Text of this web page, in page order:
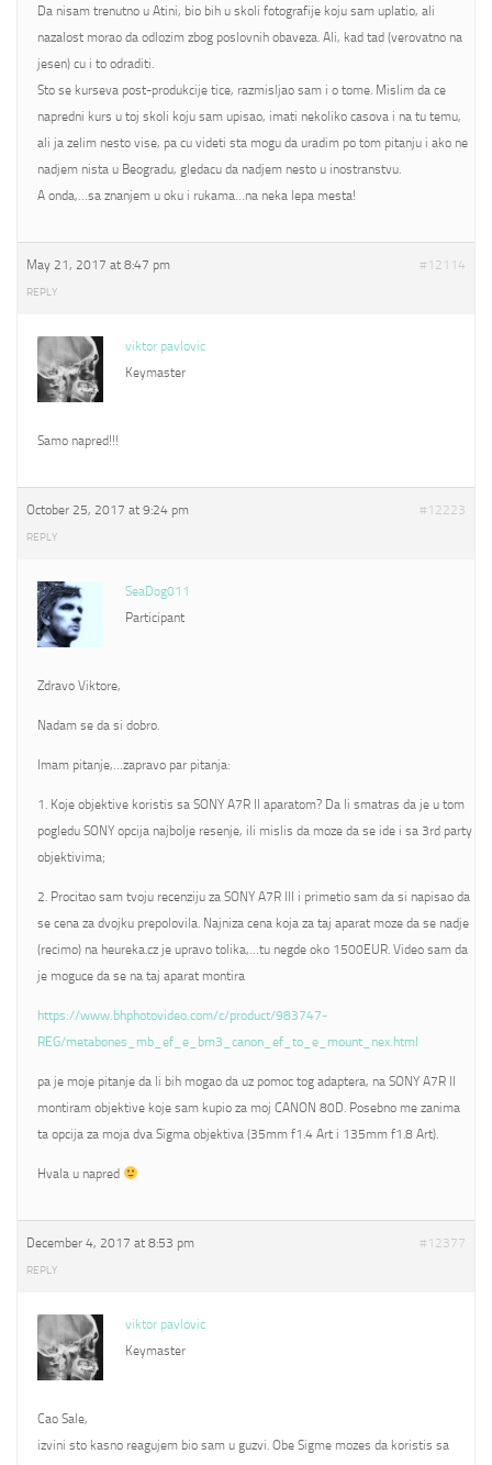
Da nisam trenutno u Atini, bio bih u skoli fotografije koju sam uplatio, ali
nazalost morao da odlozim zbog poslovnih obaveza. Ali, kad tad (verovatno na
jesen) cu i to odraditi.
Sto se kurseva post-produkcije tice, razmisljao sam i o tome. Mislim da ce
napredni kurs u toj skoli koju sam upisao, imati nekoliko casova i na tu temu,
ali ja zelim nesto vise, pa cu videti sta mogu da uradim po tom pitanju i ako ne
nadjem nista u Beogradu, gledacu da nadjem nesto u inostranstvu.
A onda,…sa znanjem u oku i rukama…na neka lepa mesta!
May 21, 2017 at 8:47 pm #12114
REPLY
viktor pavlovic
Keymaster
Samo napred!!!
October 25, 2017 at 9:24 pm #12223
REPLY
SeaDog011
Participant
Zdravo Viktore,
Nadam se da si dobro.
Imam pitanje,…zapravo par pitanja:
1. Koje objektive koristis sa SONY A7R II aparatom? Da li smatras da je u tom
pogledu SONY opcija najbolje resenje, ili mislis da moze da se ide i sa 3rd party
objektivima;
2. Procitao sam tvoju recenziju za SONY A7R III i primetio sam da si napisao da
se cena za dvojku prepolovila. Najniza cena koja za taj aparat moze da se nadje
(recimo) na heureka.cz je upravo tolika,…tu negde oko 1500EUR. Video sam da
je moguce da se na taj aparat montira
https://www.bhphotovideo.com/c/product/983747-
REG/metabones_mb_ef_e_bm3_canon_ef_to_e_mount_nex.html
pa je moje pitanje da li bih mogao da uz pomoc tog adaptera, na SONY A7R II
montiram objektive koje sam kupio za moj CANON 80D. Posebno me zanima
ta opcija za moja dva Sigma objektiva (35mm f1.4 Art i 135mm f1.8 Art).
Hvala u napred
December 4, 2017 at 8:53 pm #12377
REPLY
viktor pavlovic
Keymaster
Cao Sale,
izvini sto kasno reagujem bio sam u guzvi. Obe Sigme mozes da koristis sa